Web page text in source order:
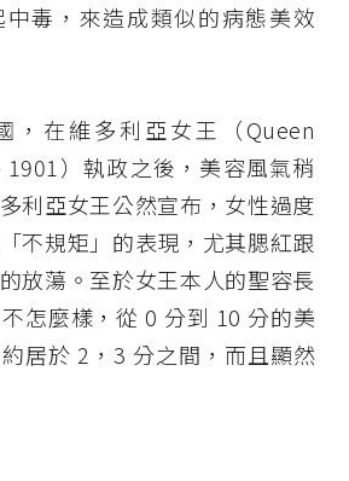
中毒，來造成類似的病態美效
，在維多利亞女王（Queen
）執政之後，美容風氣稍
利亞女王公然宣布，女性過度
不規矩」的表現，尤其腮紅跟
放蕩。至於女王本人的聖容長
怎麼樣，從 0 分到 10 分的美
居於 2，3 分之間，而且顯然